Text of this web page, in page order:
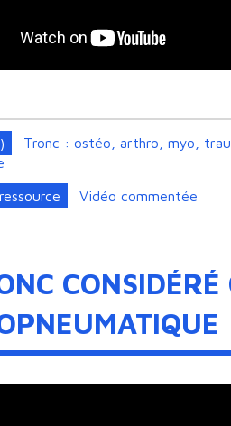
Tronc : ostéo, arthro, myo,
Vidéo commentée